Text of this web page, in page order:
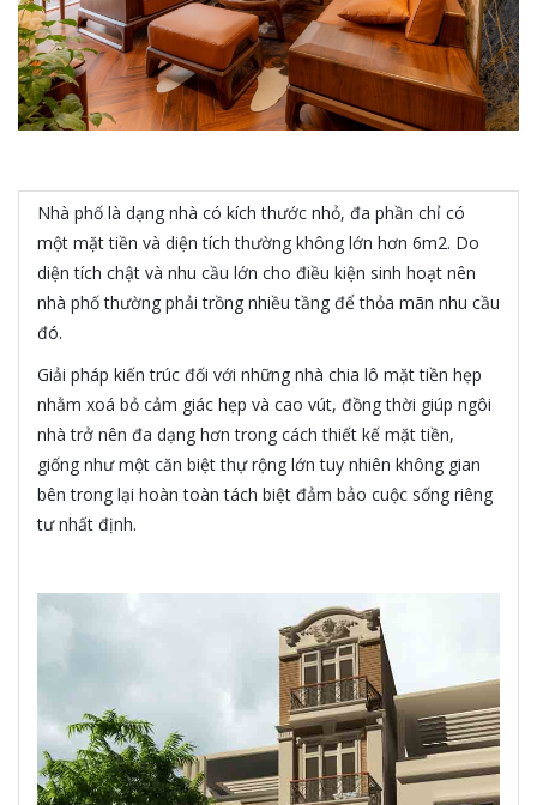
Nhà phố là dạng nhà có kích thước nhỏ, đa phần chỉ có
một mặt tiền và diện tích thường không lớn hơn 6m2. Do
diện tích chật và nhu cầu lớn cho điều kiện sinh hoạt nên
nhà phố thường phải trồng nhiều tầng để thỏa mãn nhu cầu
đó.
Giải pháp kiến trúc đối với những nhà chia lô mặt tiền hẹp
nhằm xoá bỏ cảm giác hẹp và cao vút, đồng thời giúp ngôi
nhà trở nên đa dạng hơn trong cách thiết kế mặt tiền,
giống như một căn biệt thự rộng lớn tuy nhiên không gian
bên trong lại hoàn toàn tách biệt đảm bảo cuộc sống riêng
tư nhất định.